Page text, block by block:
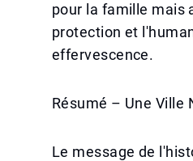
pour la famille mais
protection et
effervescence.
Résumé – Une Ville
Le message de